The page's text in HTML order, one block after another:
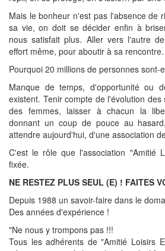
Mais le bonheur n'est pas l'absence de
sa vie, on doit se décider enfin à
nous satisfait plus. Aller vers l'autre
effort même, pour aboutir à sa rencontre.
Pourquoi 20 millions de personnes sont-
Manque de temps, d'opportunité ou
existent. Tenir compte de l'évolution
des femmes, laisser à chacun la
donnant un coup de pouce au
attendre aujourd'hui, d'une association
C'est le rôle que l'association "Amitié
fixée.
NE RESTEZ PLUS SEUL (E) ! FAITES
Depuis 1988 un savoir-faire dans le
Des années d'expérience !
"Ne nous y trompons pas !!!
Tous les adhérents de "Amitié Loisirs